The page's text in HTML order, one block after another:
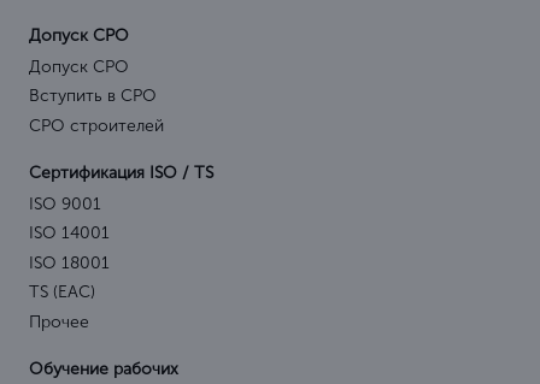
Допуск СРО
Допуск СРО
Вступить в СРО
СРО строителей
Сертификация ISO / TS
ISO 9001
ISO 14001
ISO 18001
TS (EAC)
Прочее
Обучение рабочих